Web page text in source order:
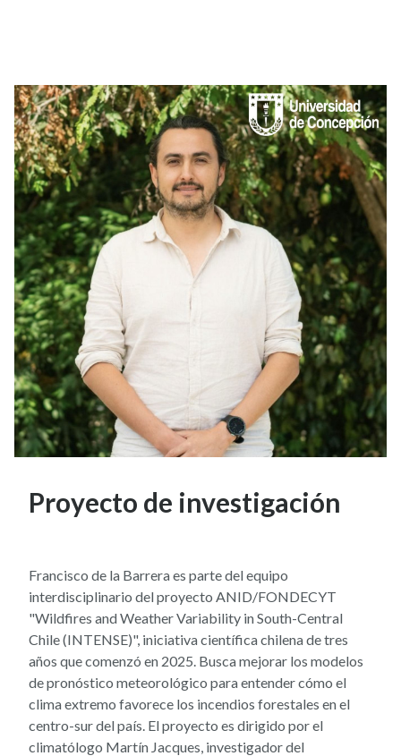
Proyecto de investigación
Francisco de la Barrera es parte del equipo
interdisciplinario del proyecto ANID/FONDECYT
"Wildfires and Weather Variability in South-Central
Chile (INTENSE)", iniciativa científica chilena de tres
años que comenzó en 2025. Busca mejorar los modelos
de pronóstico meteorológico para entender cómo el
clima extremo favorece los incendios forestales en el
centro-sur del país. El proyecto es dirigido por el
climatólogo Martín Jacques, investigador del